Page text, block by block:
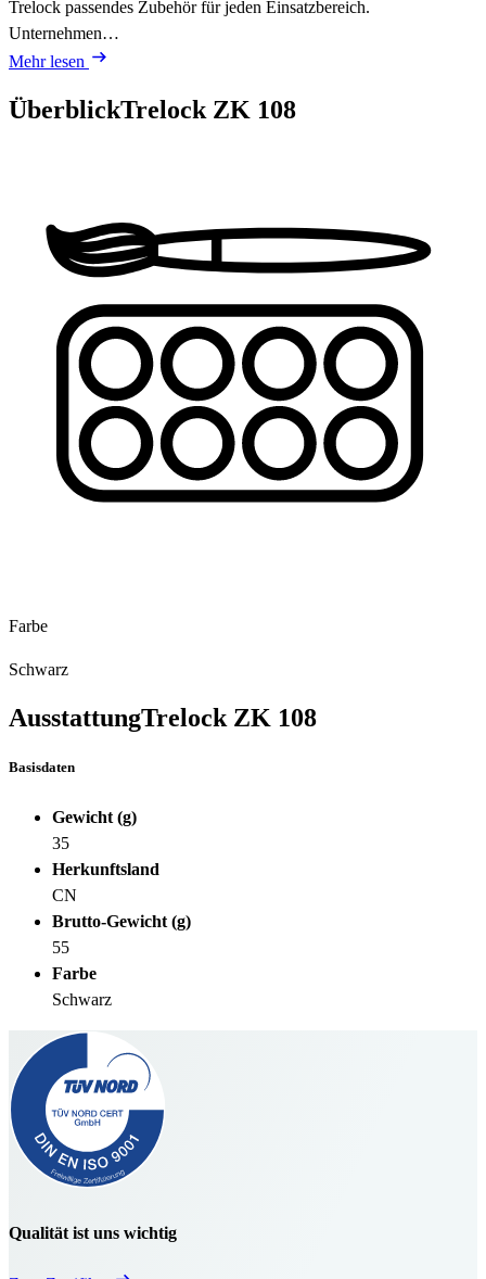
Trelock passendes Zubehör für jeden Einsatzbereich.
Unternehmen…
Mehr lesen
ÜberblickTrelock ZK 108
Farbe
Schwarz
AusstattungTrelock ZK 108
Basisdaten
Gewicht (g)
35
Herkunftsland
CN
Brutto-Gewicht (g)
55
Farbe
Schwarz
Qualität ist uns wichtig